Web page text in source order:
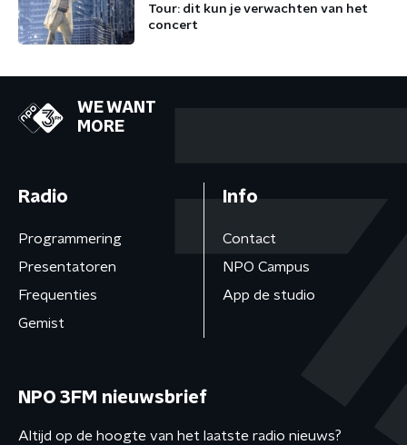
Tour: dit kun je verwachten van het
concert
WE WANT
MORE
Radio
Programmering
Presentatoren
Frequenties
Gemist
Info
Contact
NPO Campus
App de studio
NPO 3FM nieuwsbrief
Altijd op de hoogte van het laatste radio nieuws?